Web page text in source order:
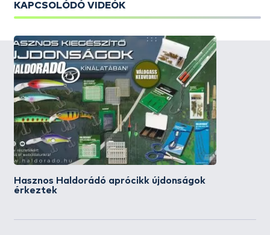
KAPCSOLÓDÓ VIDEÓK
Hasznos Haldorádó aprócikk újdonságok
érkeztek